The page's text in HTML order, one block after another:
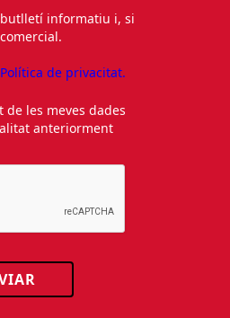
informatiu i, si
Política de privacitat.
les meves dades
anteriorment